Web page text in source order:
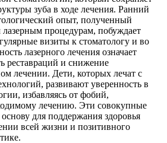
зуба в ходе лечения. Ранний
опыт, полученный
процедурам, побуждает
визиты к стоматологу и во
лазерного лечения означает
реставраций и снижение
лечении. Дети, которых лечат с
развивают уверенность в
избавляясь от фобий,
лечению. Эти совокупные
для поддержания здоровья
всей жизни и позитивного